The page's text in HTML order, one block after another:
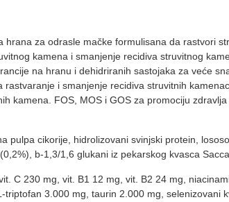
za odrasle mačke formulisana da rastvori
kamena i smanjenje recidiva struvitnog
na hranu i dehidriranih sastojaka za veće
i smanjenje recidiva struvitnih
kamena. FOS, MOS i GOS za promociju
cikorije, hidrolizovani svinjski protein,
b-1,3/1,6 glukani iz pekarskog kvasca
C 230 mg, vit. B1 12 mg, vit. B2 24 mg,
3.000 mg, taurin 2.000 mg, selenizovani